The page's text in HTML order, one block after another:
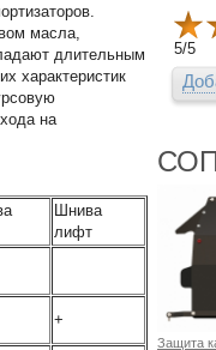
масла,
длительным
характеристик
на
Шнива
лифт
+
5/5
Защита